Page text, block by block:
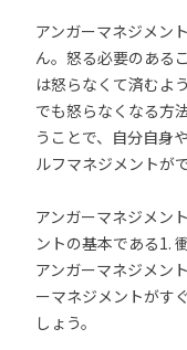
アンガーマネジメン
ん。怒る必要のある
は怒らなくて済むよ
でも怒らなくなる方
うことで、自分自身
ルフマネジメントが
アンガーマネジメン
ントの基本である1.
アンガーマネジメン
ーマネジメントがす
しょう。